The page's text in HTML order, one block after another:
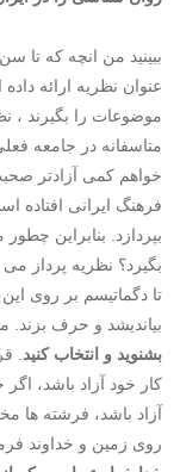
عنوان نظریه ارائه
موضوعات را بگیرند ،
متاسفانه در جامعه
خواهم کمی آزادتر
فرهنگ ایرانی افتاده
بپردازد. بنابراین
بگیرد؟ نظریه پرداز می
تا دگماتیسم بر روی
بیاندیشد و حرف بزند.
بشنوید و انتخاب کنید .
کار خود آزاد باشد،
آزاد باشد، فرشته ها
روی زمین و خداوند